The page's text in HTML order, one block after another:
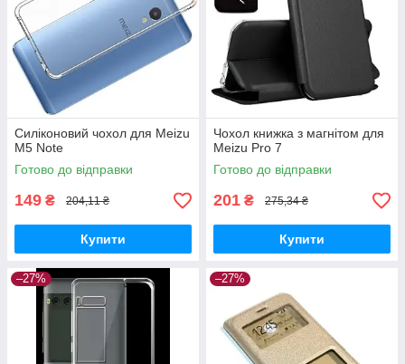
Силіконовий чохол для Meizu
M5 Note
Готово до відправки
149 ₴ 204,11 ₴
Купити
Чохол книжка з магнітом для
Meizu Pro 7
Готово до відправки
201 ₴ 275,34 ₴
Купити
–27% –27%